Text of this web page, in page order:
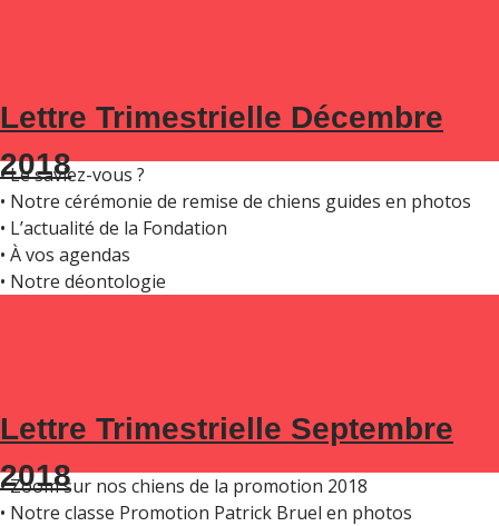
Lettre Trimestrielle Décembre
2018
DANS CE NUMÉRO :
• Édito par Frédéric Gaillanne
• Le saviez-vous ?
• Notre cérémonie de remise de chiens guides en photos
• L’actualité de la Fondation
• À vos agendas
• Notre déontologie
Lettre Trimestrielle Septembre
2018
Dans ce numéro :
• Édito par Frédéric Gaillanne
• Zoom sur nos chiens de la promotion 2018
• Notre classe Promotion Patrick Bruel en photos